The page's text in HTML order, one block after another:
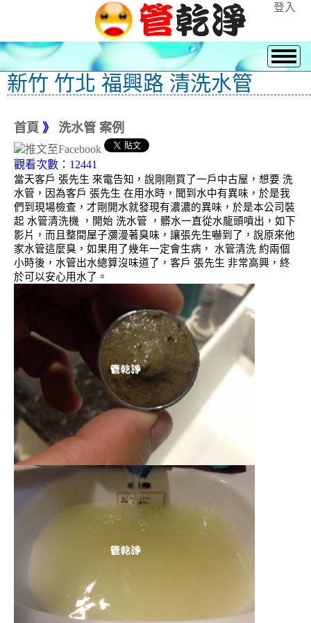
登入
新竹 竹北 福興路 清洗水管
首頁 》 洗水管 案例
觀看次數：12441
當天客戶 張先生 來電告知，說剛剛買了一戶中古屋，想要 洗
水管，因為客戶 張先生 在用水時，聞到水中有異味，於是我
們到現場檢查，才剛開水就發現有濃濃的異味，於是本公司裝
起 水管清洗機 ，開始 洗水管 ，髒水一直從水龍頭噴出，如下
影片，而且整間屋子瀰漫著臭味，讓張先生嚇到了，說原來他
家水管這麼臭，如果用了幾年一定會生病， 水管清洗 約兩個
小時後，水管出水總算沒味道了，客戶 張先生 非常高興，終
於可以安心用水了。